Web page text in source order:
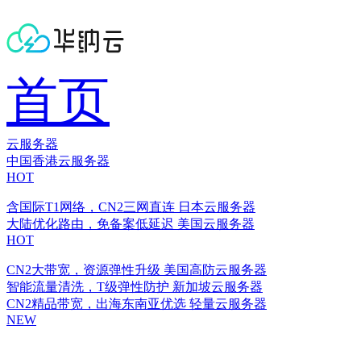
首页
云服务器
中国香港云服务器
HOT
含国际T1网络，CN2三网直连 日本云服务器
大陆优化路由，免备案低延迟 美国云服务器
HOT
CN2大带宽，资源弹性升级 美国高防云服务器
智能流量清洗，T级弹性防护 新加坡云服务器
CN2精品带宽，出海东南亚优选 轻量云服务器
NEW